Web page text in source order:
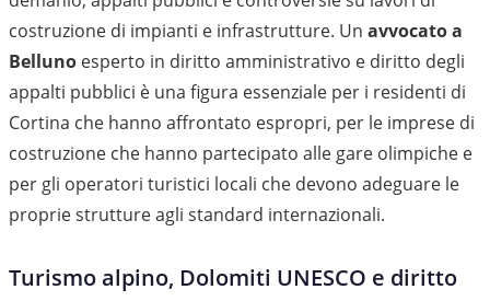
costruzione di impianti e infrastrutture. Un avvocato a
Belluno esperto in diritto amministrativo e diritto degli
appalti pubblici è una figura essenziale per i residenti di
Cortina che hanno affrontato espropri, per le imprese di
costruzione che hanno partecipato alle gare olimpiche e
per gli operatori turistici locali che devono adeguare le
proprie strutture agli standard internazionali.
Turismo alpino, Dolomiti UNESCO e diritto